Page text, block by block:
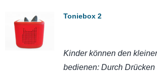
Toniebox 2
Kinder können den
bedienen: Durch Drücken